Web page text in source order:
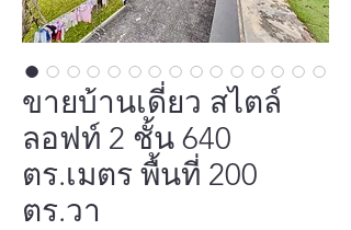
ขายบ้านเดี่ยว สไตล์
ลอฟท์ 2 ชั้น 640
ตร.เมตร พื้นที่ 200
ตร.วา